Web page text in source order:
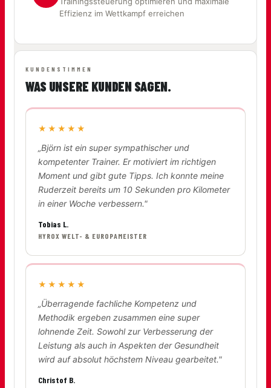
Effizienz im Wettkampf erreichen
KUNDENSTIMMEN
WAS UNSERE KUNDEN SAGEN.
★★★★★
„Björn ist ein super sympathischer und
kompetenter Trainer. Er motiviert im richtigen
Moment und gibt gute Tipps. Ich konnte meine
Ruderzeit bereits um 10 Sekunden pro Kilometer
in einer Woche verbessern."
Tobias L.
HYROX WELT- & EUROPAMEISTER
★★★★★
„Überragende fachliche Kompetenz und
Methodik ergeben zusammen eine super
lohnende Zeit. Sowohl zur Verbesserung der
Leistung als auch in Aspekten der Gesundheit
wird auf absolut höchstem Niveau gearbeitet."
Christof B.